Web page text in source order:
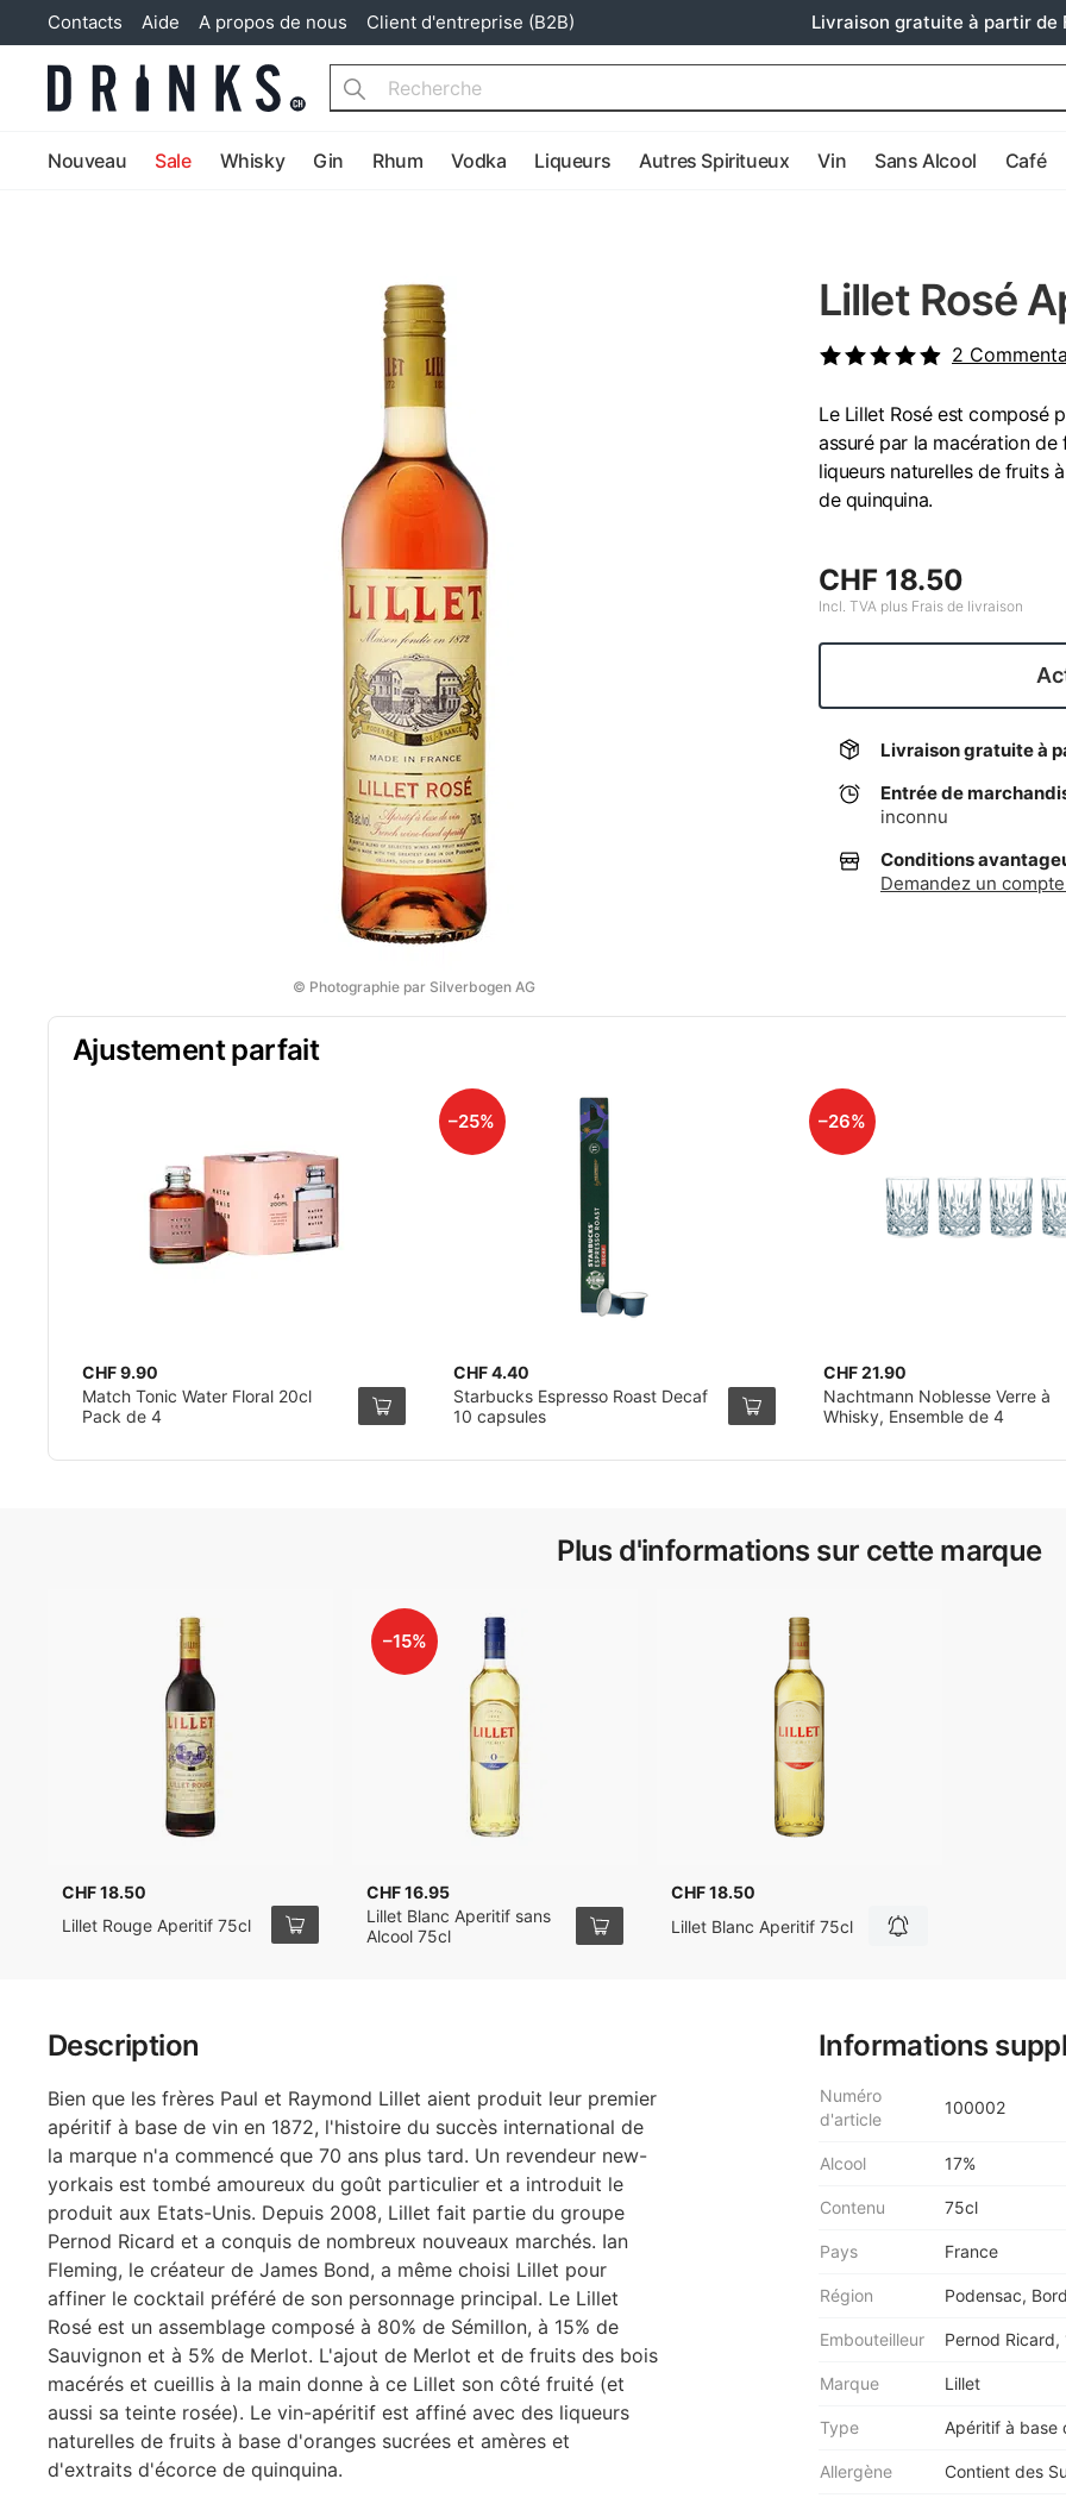
Contacts Aide A propos de nous Client d'entreprise (B2B) Livraison gratuite à partir de
Search
Nouveau Sale Whisky Gin Rhum Vodka Liqueurs Autres Spiritueux Vin Sans Alcool Café
© Photographie par Silverbogen AG
Lillet Rosé
2
Le Lillet Rosé est composé
assuré par la macération
liqueurs naturelles de fruits
de quinquina.
CHF 18.50
Incl. TVA plus Frais de livraison
Livraison gratuite à
Entrée de
inconnu
Conditions
Demandez un
Ajustement parfait
CHF 9.90
Match Tonic Water Floral 20cl
Pack de 4
–25%
CHF 4.40
Starbucks Espresso Roast Decaf
10 capsules
–26%
CHF 21.90
Nachtmann Noblesse Verre à
Whisky, Ensemble de 4
Description
Bien que les frères Paul et Raymond Lillet aient produit leur premier
apéritif à base de vin en 1872, l'histoire du succès international de
la marque n'a commencé que 70 ans plus tard. Un revendeur new-
yorkais est tombé amoureux du goût particulier et a introduit le
produit aux Etats-Unis. Depuis 2008, Lillet fait partie du groupe
Pernod Ricard et a conquis de nombreux nouveaux marchés. Ian
Fleming, le créateur de James Bond, a même choisi Lillet pour
affiner le cocktail préféré de son personnage principal. Le Lillet
Rosé est un assemblage composé à 80% de Sémillon, à 15% de
Sauvignon et à 5% de Merlot. L'ajout de Merlot et de fruits des bois
macérés et cueillis à la main donne à ce Lillet son côté fruité (et
aussi sa teinte rosée). Le vin-apéritif est affiné avec des liqueurs
naturelles de fruits à base d'oranges sucrées et amères et
d'extraits d'écorce de quinquina.
Informations
Numéro
d'article
100002
Alcool 17%
Contenu 75cl
Pays France
Région Podensac,
Embouteilleur Pernod
Marque Lillet
Type Apéritif à base
Allergène Contient des
Plus d'informations sur cette marque
CHF 18.50
Lillet Rouge Aperitif 75cl
–15%
CHF 16.95
Lillet Blanc Aperitif sans
Alcool 75cl
CHF 18.50
Lillet Blanc Aperitif 75cl